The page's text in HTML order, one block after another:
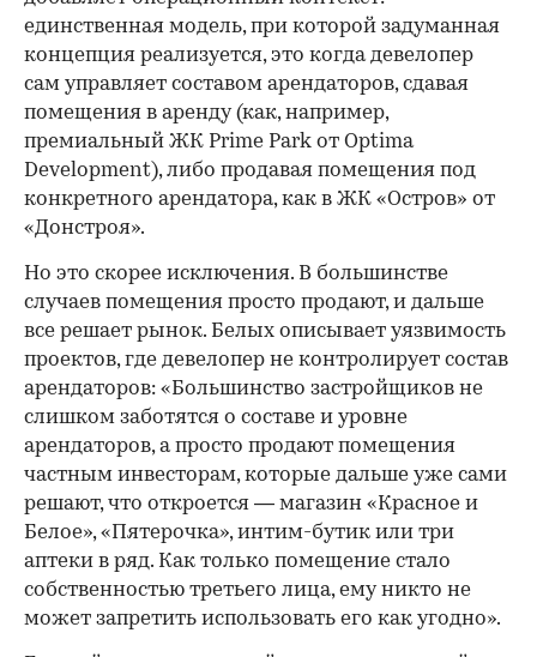
единственная модель, при которой задуманная
концепция реализуется, это когда девелопер
сам управляет составом арендаторов, сдавая
помещения в аренду (как, например,
премиальный ЖК Prime Park от Optima
Development), либо продавая помещения под
конкретного арендатора, как в ЖК «Остров» от
«Донстроя».
Но это скорее исключения. В большинстве
случаев помещения просто продают, и дальше
все решает рынок. Белых описывает уязвимость
проектов, где девелопер не контролирует состав
арендаторов: «Большинство застройщиков не
слишком заботятся о составе и уровне
арендаторов, а просто продают помещения
частным инвесторам, которые дальше уже сами
решают, что откроется — магазин «Красное и
Белое», «Пятерочка», интим-бутик или три
аптеки в ряд. Как только помещение стало
собственностью третьего лица, ему никто не
может запретить использовать его как угодно».